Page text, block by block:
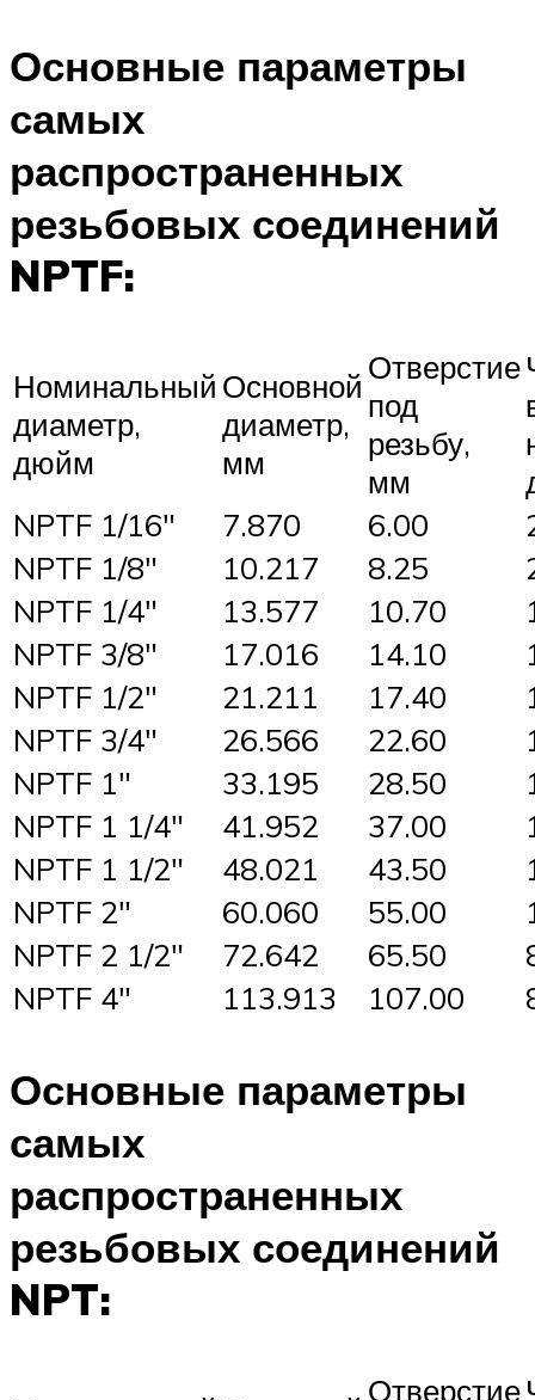
Основные параметры
самых
распространенных
резьбовых соединений
NPTF:
Номинальный
диаметр,
дюйм
Основной
диаметр,
мм
Отверстие
под
резьбу,
мм
NPTF 1/16″
7.870 6.00
NPTF 1/8″
10.217 8.25
NPTF 1/4″
13.577 10.70
NPTF 3/8″
17.016 14.10
NPTF 1/2″
21.211 17.40
NPTF 3/4″
26.566 22.60
NPTF 1″
33.195 28.50
NPTF 1 1/4″
41.952 37.00
NPTF 1 1/2″
48.021 43.50
NPTF 2″
60.060 55.00
NPTF 2 1/2″
72.642 65.50
NPTF 4″
113.913 107.00
Основные параметры
самых
распространенных
резьбовых соединений
NPT:
Отверстие